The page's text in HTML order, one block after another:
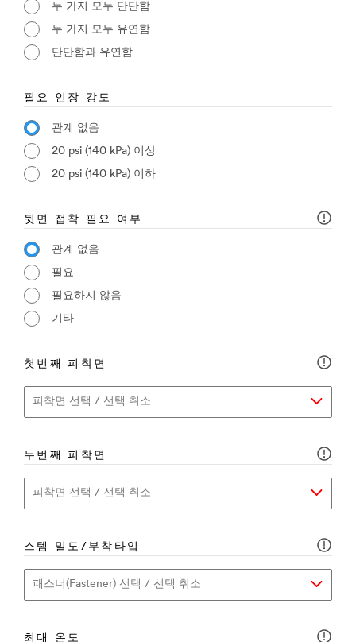
두 가지 모두 단단함
두 가지 모두 유연함
단단함과 유연함
필요 인장 강도
관계 없음
20 psi (140 kPa) 이상
20 psi (140 kPa) 이하
뒷면 접착 필요 여부
관계 없음
필요
필요하지 않음
기타
첫번째 피착면
두번째 피착면
스템 밀도/부착타입
최대 온도